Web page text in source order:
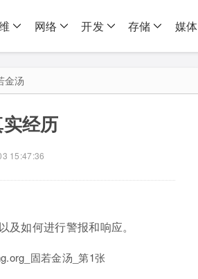
网络 开发 存储 媒体
金汤
经历
15:47:36
如何进行警报和响应。